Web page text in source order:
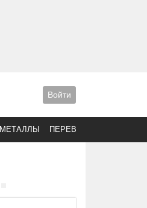
Войти
МЕТАЛЛЫ ПЕРЕВОДЫ